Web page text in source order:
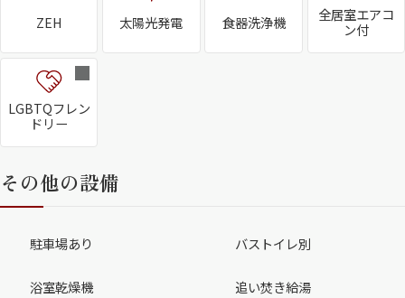
ZEH 太陽光発電 食器洗浄機
全居室エアコ
ン付
LGBTQフレン
ドリー
その他の設備
駐車場あり バストイレ別
浴室乾燥機 追い焚き給湯